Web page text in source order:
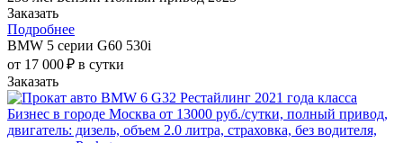
Заказать
Подробнее
BMW 5 серии G60 530i
от 17 000 ₽ в сутки
Заказать